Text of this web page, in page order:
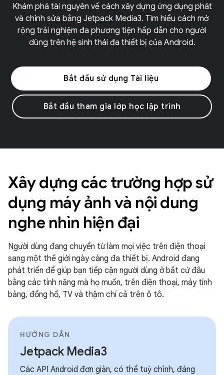
Khám phá tài nguyên về cách xây dựng ứng dụng phát
và chỉnh sửa bằng Jetpack Media3. Tìm hiểu cách mở
rộng trải nghiệm đa phương tiện hấp dẫn cho người
dùng trên hệ sinh thái đa thiết bị của Android.
Bắt đầu sử dụng Tài liệu
Bắt đầu tham gia lớp học lập trình
Xây dựng các trường hợp sử
dụng máy ảnh và nội dung
nghe nhìn hiện đại
Người dùng đang chuyển từ làm mọi việc trên điện thoại
sang một thế giới ngày càng đa thiết bị. Android đang
phát triển để giúp bạn tiếp cận người dùng ở bất cứ đâu
bằng các tính năng mà họ muốn, trên điện thoại, máy tính
bảng, đồng hồ, TV và thậm chí cả trên ô tô.
HƯỚNG DẪN
Jetpack Media3
Các API Android đơn giản, có thể tuỳ chỉnh, đáng